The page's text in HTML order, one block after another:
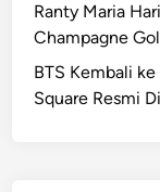
Ranty Maria
Champagne
BTS Kembali
Square Resmi